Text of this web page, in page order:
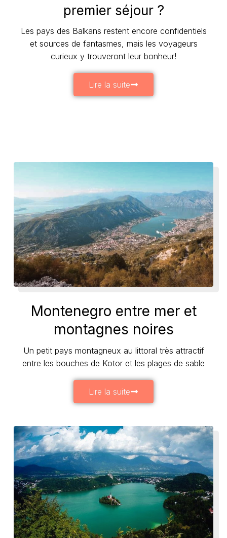
premier séjour ?
Les pays des Balkans restent encore confidentiels
et sources de fantasmes, mais les voyageurs
curieux y trouveront leur bonheur!
Lire la suite
Montenegro entre mer et
montagnes noires
Un petit pays montagneux au littoral très attractif
entre les bouches de Kotor et les plages de sable
Lire la suite